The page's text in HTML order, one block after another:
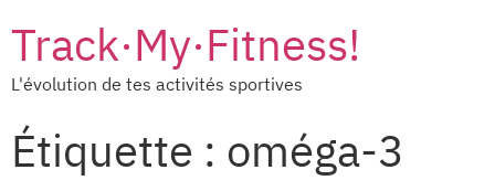
Track·My·Fitness!
L'évolution de tes activités sportives
Étiquette : oméga-3